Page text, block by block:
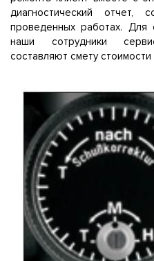
диагностический
проведенных работах. Для
наши сотрудники
составляют смету